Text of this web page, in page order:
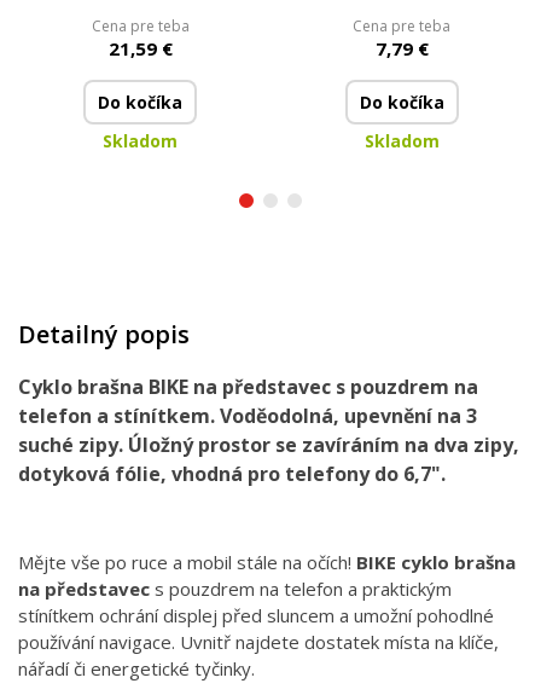
včetně pouzdra na
přenášení
Cena pre teba
21,59 €
Do kočíka
Skladom
potah se zipem | 200 ×
100 cm
Cena pre teba
7,79 €
Do kočíka
Skladom
Detailný popis
Cyklo brašna BIKE na představec s pouzdrem na
telefon a stínítkem. Voděodolná, upevnění na 3
suché zipy. Úložný prostor se zavíráním na dva zipy,
dotyková fólie, vhodná pro telefony do 6,7".
Mějte vše po ruce a mobil stále na očích! BIKE cyklo brašna
na představec s pouzdrem na telefon a praktickým
stínítkem ochrání displej před sluncem a umožní pohodlné
používání navigace. Uvnitř najdete dostatek místa na klíče,
nářadí či energetické tyčinky.